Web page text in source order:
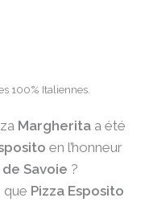
100% Italiennes.
Margherita a été
en l’honneur
Savoie ?
que Pizza Esposito